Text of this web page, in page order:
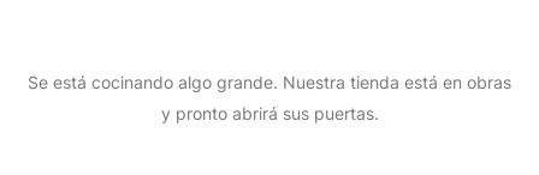
Se está cocinando algo grande. Nuestra tienda está en obras
y pronto abrirá sus puertas.